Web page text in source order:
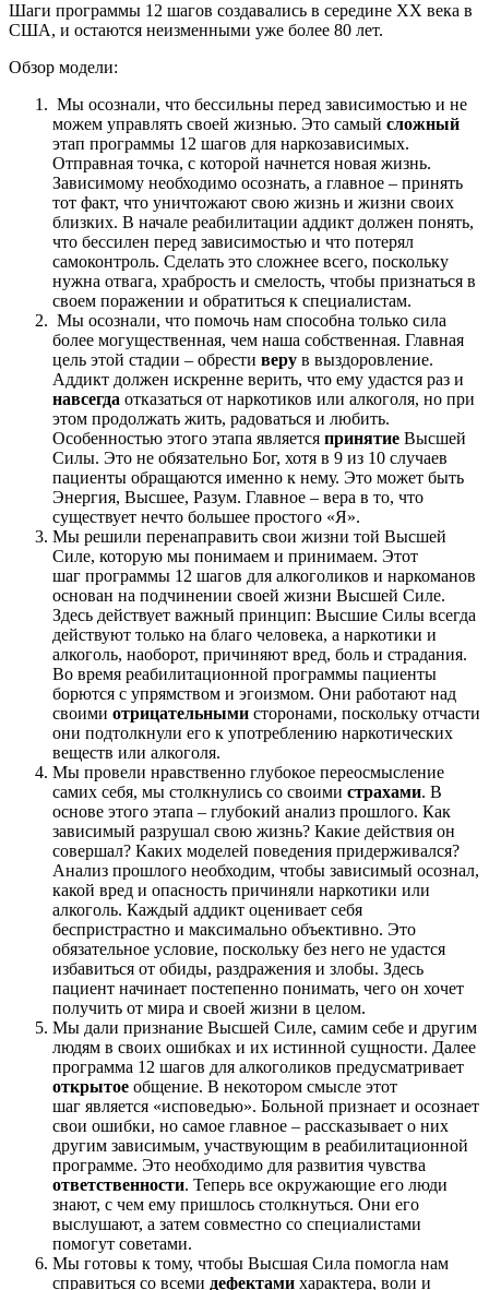
Шаги программы 12 шагов создавались в середине XX века в
США, и остаются неизменными уже более 80 лет.
Обзор модели:
Мы осознали, что бессильны перед зависимостью и не
можем управлять своей жизнью. Это самый сложный
этап программы 12 шагов для наркозависимых.
Отправная точка, с которой начнется новая жизнь.
Зависимому необходимо осознать, а главное – принять
тот факт, что уничтожают свою жизнь и жизни своих
близких. В начале реабилитации аддикт должен понять,
что бессилен перед зависимостью и что потерял
самоконтроль. Сделать это сложнее всего, поскольку
нужна отвага, храбрость и смелость, чтобы признаться в
своем поражении и обратиться к специалистам.
Мы осознали, что помочь нам способна только сила
более могущественная, чем наша собственная. Главная
цель этой стадии – обрести веру в выздоровление.
Аддикт должен искренне верить, что ему удастся раз и
навсегда отказаться от наркотиков или алкоголя, но при
этом продолжать жить, радоваться и любить.
Особенностью этого этапа является принятие Высшей
Силы. Это не обязательно Бог, хотя в 9 из 10 случаев
пациенты обращаются именно к нему. Это может быть
Энергия, Высшее, Разум. Главное – вера в то, что
существует нечто большее простого «Я».
Мы решили перенаправить свои жизни той Высшей
Силе, которую мы понимаем и принимаем. Этот
шаг программы 12 шагов для алкоголиков и наркоманов
основан на подчинении своей жизни Высшей Силе.
Здесь действует важный принцип: Высшие Силы всегда
действуют только на благо человека, а наркотики и
алкоголь, наоборот, причиняют вред, боль и страдания.
Во время реабилитационной программы пациенты
борются с упрямством и эгоизмом. Они работают над
своими отрицательными сторонами, поскольку отчасти
они подтолкнули его к употреблению наркотических
веществ или алкоголя.
Мы провели нравственно глубокое переосмысление
самих себя, мы столкнулись со своими страхами. В
основе этого этапа – глубокий анализ прошлого. Как
зависимый разрушал свою жизнь? Какие действия он
совершал? Каких моделей поведения придерживался?
Анализ прошлого необходим, чтобы зависимый осознал,
какой вред и опасность причиняли наркотики или
алкоголь. Каждый аддикт оценивает себя
беспристрастно и максимально объективно. Это
обязательное условие, поскольку без него не удастся
избавиться от обиды, раздражения и злобы. Здесь
пациент начинает постепенно понимать, чего он хочет
получить от мира и своей жизни в целом.
Мы дали признание Высшей Силе, самим себе и другим
людям в своих ошибках и их истинной сущности. Далее
программа 12 шагов для алкоголиков предусматривает
открытое общение. В некотором смысле этот
шаг является «исповедью». Больной признает и осознает
свои ошибки, но самое главное – рассказывает о них
другим зависимым, участвующим в реабилитационной
программе. Это необходимо для развития чувства
ответственности. Теперь все окружающие его люди
знают, с чем ему пришлось столкнуться. Они его
выслушают, а затем совместно со специалистами
помогут советами.
Мы готовы к тому, чтобы Высшая Сила помогла нам
справиться со всеми дефектами характера, воли и